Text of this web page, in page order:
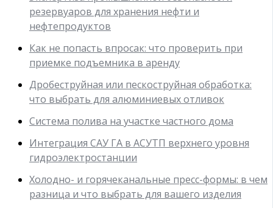
резервуаров для хранения нефти и
нефтепродуктов
Как не попасть впросак: что проверить при
приемке подъемника в аренду
Дробеструйная или пескоструйная обработка:
что выбрать для алюминиевых отливок
Система полива на участке частного дома
Интеграция САУ ГА в АСУТП верхнего уровня
гидроэлектростанции
Холодно- и горячеканальные пресс-формы: в чем
разница и что выбрать для вашего изделия